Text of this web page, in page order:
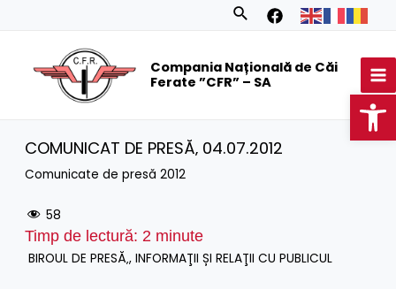
Search
Compania Națională de Căi
Ferate ”CFR” – SA
COMUNICAT DE PRESĂ‚ 04.07.2012
Comunicate de presă 2012
58
Timp de lectură: 2 minute
BIROUL DE PRESĂ‚, INFORMAŢII ȘI RELAŢII CU PUBLICUL